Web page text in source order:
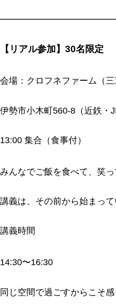
【リアル参加】30名限定
会場：クロフネファーム（三
伊勢市小木町560-8（近鉄・
13:00 集合（食事付）
みんなでご飯を食べて、笑っ
講義は、その前から始まって
講義時間
14:30〜16:30
同じ空間で過ごすからこそ感